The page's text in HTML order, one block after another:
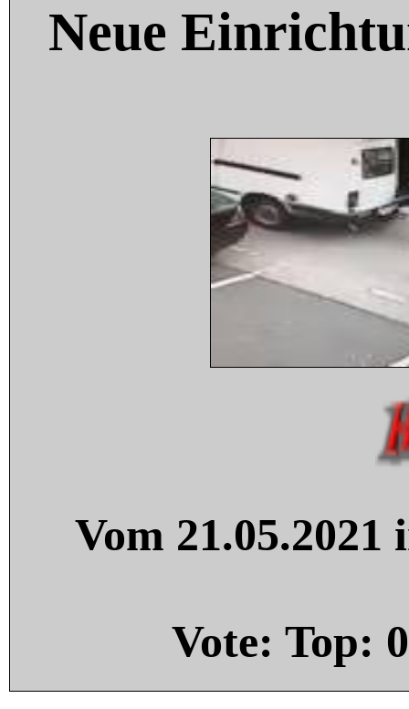
Neue
Vom
Vote: Top: 0